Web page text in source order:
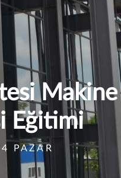
Makine
Eğitimi
PAZAR